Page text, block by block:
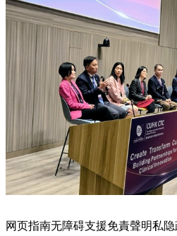
网页指南无障碍支援免責聲明私